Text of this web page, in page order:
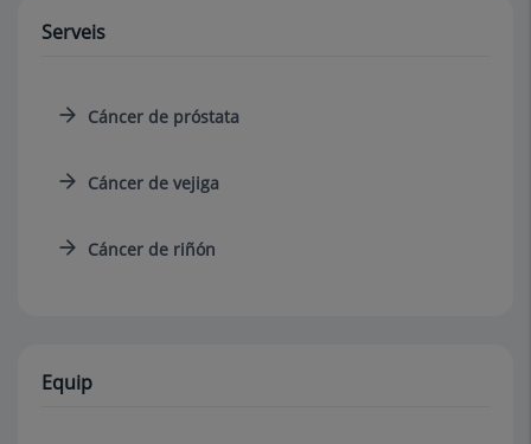
Serveis
Cáncer de próstata
Cáncer de vejiga
Cáncer de riñón
Equip